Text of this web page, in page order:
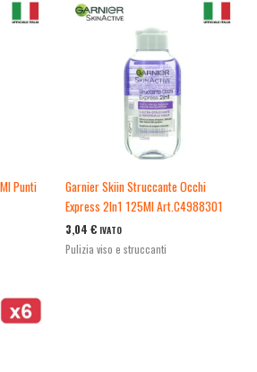
Punti
Garnier Skiin Struccante Occhi
Express 2In1 125Ml Art.C4988301
3,04 € IVATO
Pulizia viso e struccanti